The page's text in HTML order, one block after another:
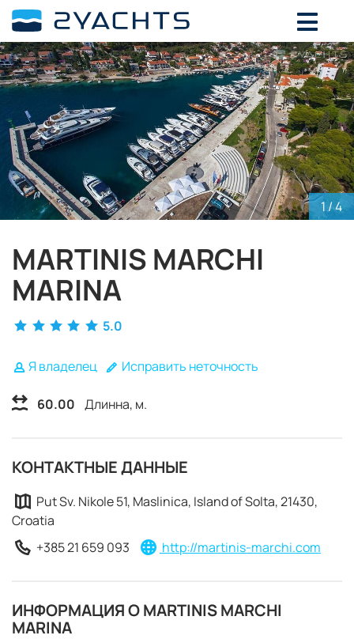
1/ 4
MARTINIS MARCHI
MARINA
5.0
Я владелец Исправить неточность
60.00 Длинна, м.
КОНТАКТНЫЕ ДАННЫЕ
Put Sv. Nikole 51, Maslinica, Island of Solta, 21430,
Croatia
+385 21 659 093
http://martinis-marchi.com
ИНФОРМАЦИЯ О MARTINIS MARCHI
MARINA
ВЫБЕРИТЕ ДАТЫ ДЛЯ ОПРЕДЕЛЕНИЯ
СТОИМОСТИ
Август,
ПН ВТ ЧТ ПТ СБ ВС
27 28 29 30 31 1
2
3
5 6 7 8
9
10
11 13 14 15
16
17
18 19 20 21 22
23
31
2 3 4